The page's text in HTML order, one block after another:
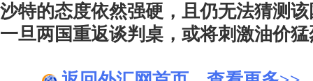
沙特的态度依然强硬，且仍无法猜测
一旦两国重返谈判桌，或将刺激油价